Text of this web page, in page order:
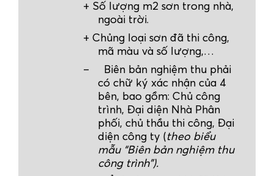
+ Số lượng m2 sơn trong nhà,
ngoài trời.
+ Chủng loại sơn đã thi công,
mã màu và số lượng,…
–
Biên bản nghiệm thu phải
có chữ ký xác nhận của 4
bên, bao gồm: Chủ công
trình, Đại diện Nhà Phân
phối, chủ thầu thi công, Đại
diện công ty ( theo biểu
mẫu “Biên bản nghiệm thu
công trình”).